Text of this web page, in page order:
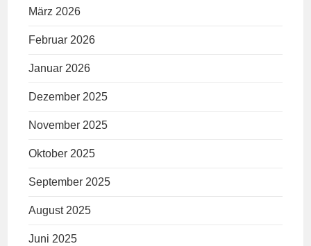
März 2026
Februar 2026
Januar 2026
Dezember 2025
November 2025
Oktober 2025
September 2025
August 2025
Juni 2025